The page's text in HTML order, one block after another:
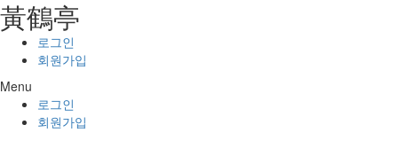
콘텐츠로
건너뛰기
⿈鶴亭
로그인
회원가입
Menu
로그인
회원가입